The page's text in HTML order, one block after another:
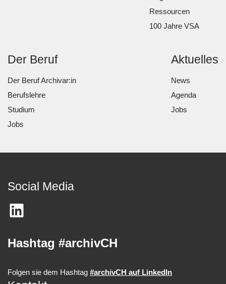
Ressourcen
100 Jahre VSA
Der Beruf
Der Beruf Archivar:in
Berufslehre
Studium
Jobs
Aktuelles
News
Agenda
Jobs
Social Media
Hashtag #archivCH
Folgen sie dem Hashtag #archivCH auf LinkedIn